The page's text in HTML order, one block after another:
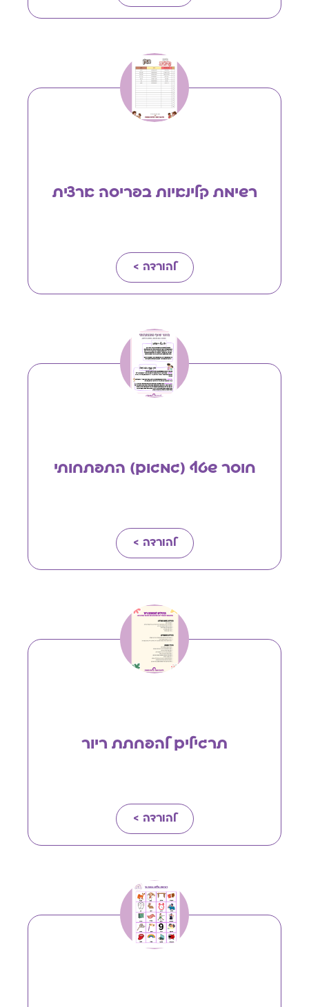
רשימת קלינאיות בפריסה ארצית
להורדה >
חוסר שטף (גמגום) התפתחותי
להורדה >
תרגילים להפחתת ריור
להורדה >